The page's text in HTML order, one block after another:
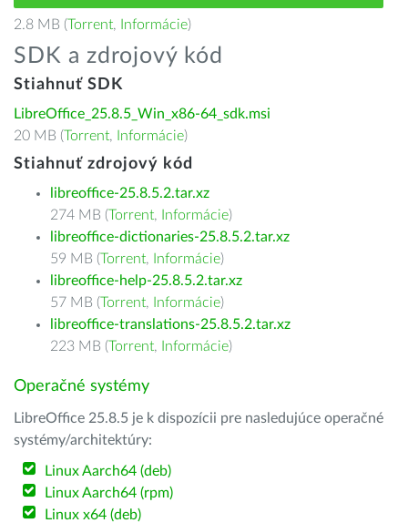
2.8 MB (Torrent, Informácie)
SDK a zdrojový kód
Stiahnuť SDK
LibreOffice_25.8.5_Win_x86-64_sdk.msi
20 MB (Torrent, Informácie)
Stiahnuť zdrojový kód
libreoffice-25.8.5.2.tar.xz
274 MB (Torrent, Informácie)
libreoffice-dictionaries-25.8.5.2.tar.xz
59 MB (Torrent, Informácie)
libreoffice-help-25.8.5.2.tar.xz
57 MB (Torrent, Informácie)
libreoffice-translations-25.8.5.2.tar.xz
223 MB (Torrent, Informácie)
Operačné systémy
LibreOffice 25.8.5 je k dispozícii pre nasledujúce operačné
systémy/architektúry:
Linux Aarch64 (deb)
Linux Aarch64 (rpm)
Linux x64 (deb)